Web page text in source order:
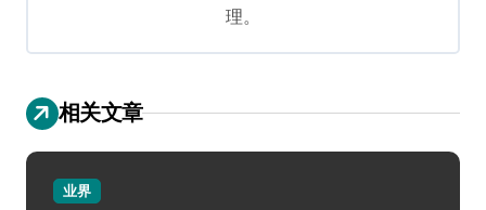
理。
相关文章
业界